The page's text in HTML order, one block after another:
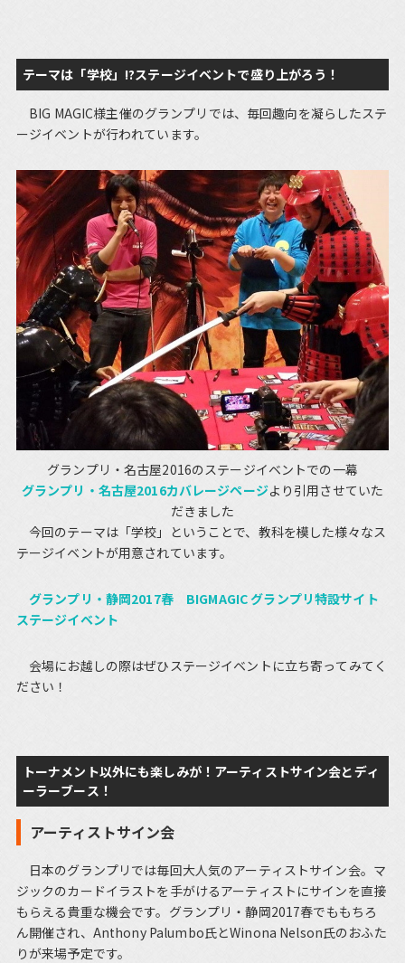
テーマは「学校」!?ステージイベントで盛り上がろう！
BIG MAGIC様主催のグランプリでは、毎回趣向を凝らしたステ
ージイベントが行われています。
グランプリ・名古屋2016のステージイベントでの一幕
グランプリ・名古屋2016カバレージページより引用させていた
だきました
今回のテーマは「学校」ということで、教科を模した様々なス
テージイベントが用意されています。
グランプリ・静岡2017春 BIGMAGIC グランプリ特設サイト
ステージイベント
会場にお越しの際はぜひステージイベントに立ち寄ってみてく
ださい！
トーナメント以外にも楽しみが！アーティストサイン会とディ
ーラーブース！
アーティストサイン会
日本のグランプリでは毎回大人気のアーティストサイン会。マ
ジックのカードイラストを手がけるアーティストにサインを直接
もらえる貴重な機会です。グランプリ・静岡2017春でももちろ
ん開催され、Anthony Palumbo氏とWinona Nelson氏のおふた
りが来場予定です。